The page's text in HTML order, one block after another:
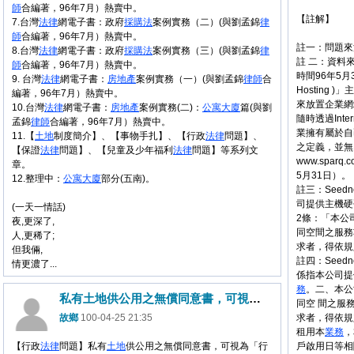
師合編著，96年7月）熱賣中。
7.台灣法律網電子書：政府採購法案例實務（二）(與劉孟錦律
師合編著，96年7月）熱賣中。
8.台灣法律網電子書：政府採購法案例實務（三）(與劉孟錦律
師合編著，96年7月）熱賣中。
9. 台灣法律網電子書： 房地產案例實務（一）(與劉孟錦律師合
編著，96年7月）熱賣中。
10.台灣法律網電子書： 房地產案例實務(二)： 公寓大廈篇(與劉
孟錦律師合編著，96年7月）熱賣中。
11.【土地制度簡介】、【事物手扎】、【行政法律問題】、
【保證法律問題】、【兒童及少年福利 法律問題】等系列文
章。
12.整理中： 公寓大廈部分(五南)。
(一天一情話)
夜,更深了,
人,更稀了;
但我倆,
情更濃了...
【註解】
註一：問題
註 二：資料
時間96年5月
Hosting )」
來放置企業
隨時透過
業擁有屬於
之定義，並
5月31日）。
註三：
司提供主機
2條：「本公
同空間之服
求者，得依
註四：
係指本公司
務。二、本
同空 間之服
求者，得依
租用本業務
戶啟用日等
私有土地供公用之無償同意書，可視為「行政契約」
故鄉100-04-25 21:35
【行政法律問題】私有土地供公用之無償同意書，可視為「行